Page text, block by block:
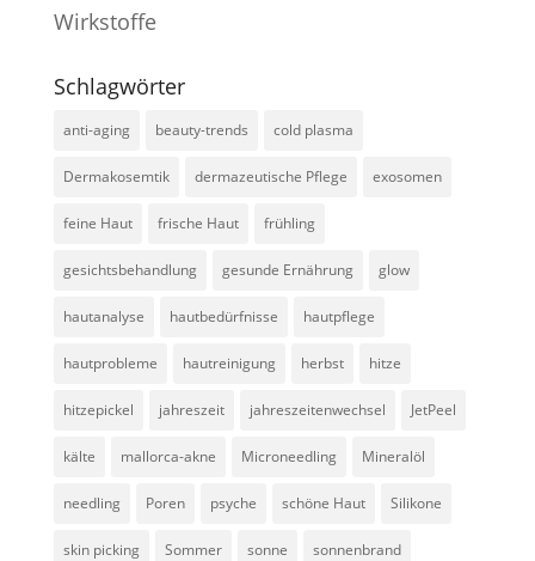
Wirkstoffe
Schlagwörter
anti-aging beauty-trends cold plasma
Dermakosemtik dermazeutische Pflege exosomen
feine Haut frische Haut frühling
gesichtsbehandlung gesunde Ernährung glow
hautanalyse hautbedürfnisse hautpflege
hautprobleme hautreinigung herbst hitze
hitzepickel jahreszeit jahreszeitenwechsel JetPeel
kälte mallorca-akne Microneedling Mineralöl
needling Poren psyche schöne Haut Silikone
skin picking Sommer sonne sonnenbrand